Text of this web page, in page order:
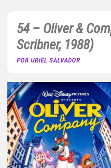
54 – Oliver &
Scribner, 1988)
POR URIEL SALVADOR